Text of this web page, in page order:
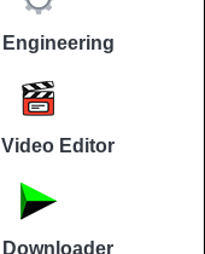
Engineering
Video Editor
Downloader